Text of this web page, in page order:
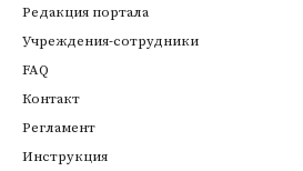
Редакция портала
Учреждения-сотрудники
FAQ
Контакт
Регламент
Инструкция